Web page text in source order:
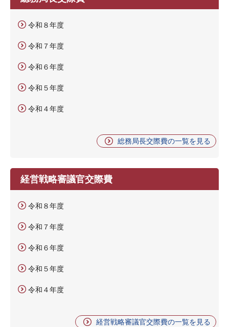
令和８年度
令和７年度
令和６年度
令和５年度
令和４年度
総務局長交際費の一覧を見る
経営戦略審議官交際費
令和８年度
令和７年度
令和６年度
令和５年度
令和４年度
経営戦略審議官交際費の一覧を見る